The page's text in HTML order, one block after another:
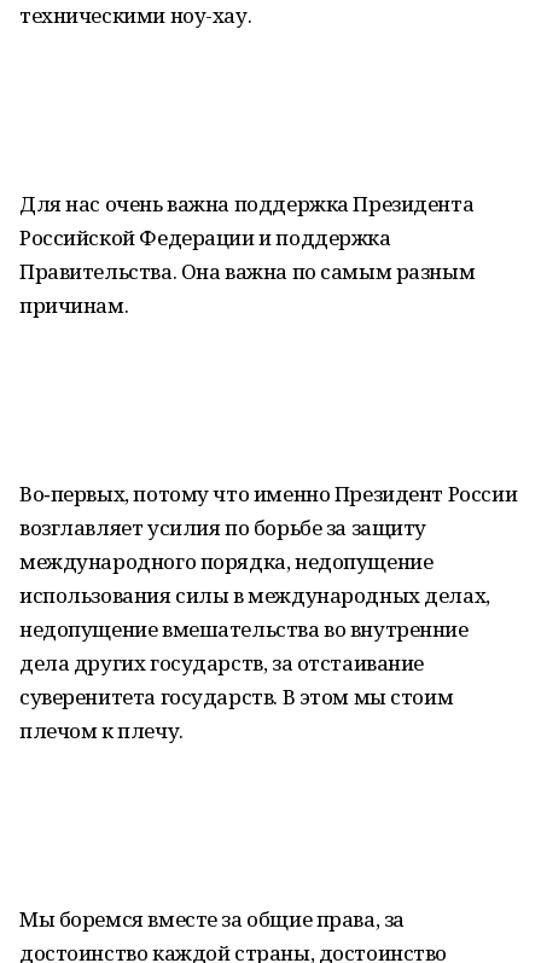
техническими ноу-хау.
Для нас очень важна поддержка Президента
Российской Федерации и поддержка
Правительства. Она важна по самым разным
причинам.
Во‑первых, потому что именно Президент России
возглавляет усилия по борьбе за защиту
международного порядка, недопущение
использования силы в международных делах,
недопущение вмешательства во внутренние
дела других государств, за отстаивание
суверенитета государств. В этом мы стоим
плечом к плечу.
Мы боремся вместе за общие права, за
достоинство каждой страны, достоинство